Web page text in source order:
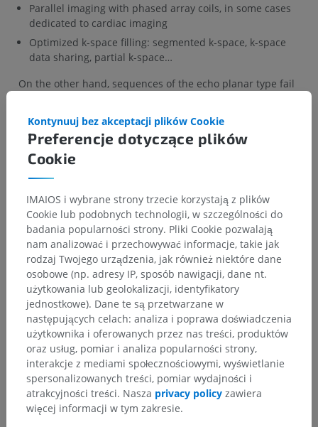
Parallel imaging with phased array coils, in some cases
dedicated to cardiac imaging
Optimized k-space filling: segmented k-space, k-space
data sharing, partial k-space…
On the other hand, sequences of the echo planar type fail
STRESZCZENIE ROZDZIAŁU
Cardiac MRI(10)
Cardiac MRI
Particularities of cardiac MRI
Cardiac synchronization methods (cardiac gating)
Slice planes in cardiac MRI
Morphological cardiac imaging
Functional cardiac imaging
Preferencje dotyczące plików
Cookie
Kontynuuj bez akceptacji plików Cookie
IMAIOS i wybrane strony trzecie korzystają z plików
Cookie lub podobnych technologii, w szczególności do
badania popularności strony. Pliki Cookie pozwalają
nam analizować i przechowywać informacje, takie jak
rodzaj Twojego urządzenia, jak również niektóre dane
osobowe (np. adresy IP, sposób nawigacji, dane nt.
użytkowania lub geolokalizacji, identyfikatory
jednostkowe). Dane te są przetwarzane w
następujących celach: analiza i poprawa doświadczenia
użytkownika i oferowanych przez nas treści, produktów
oraz usług, pomiar i analiza popularności strony,
interakcje z mediami społecznościowymi, wyświetlanie
spersonalizowanych treści, pomiar wydajności i
atrakcyjności treści. Nasza privacy policy zawiera
więcej informacji w tym zakresie.